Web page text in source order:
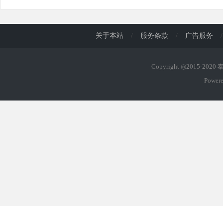
关于本站 / 服务条款 / 广告服务 /
Copyright ◎2015-2020